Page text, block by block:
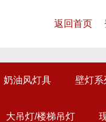
返回首页
奶油风灯具 壁灯系
大吊灯/楼梯吊灯